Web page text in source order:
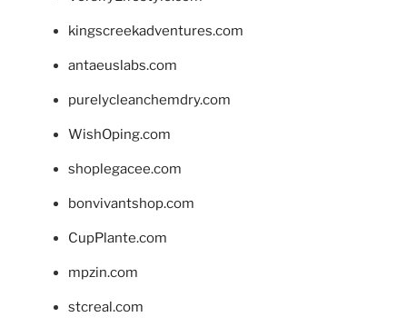
kingscreekadventures.com
antaeuslabs.com
purelycleanchemdry.com
WishOping.com
shoplegacee.com
bonvivantshop.com
CupPlante.com
mpzin.com
stcreal.com